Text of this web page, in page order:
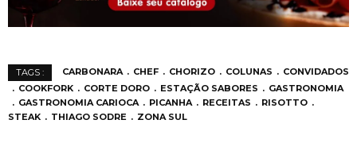
TAGS : CARBONARA CHEF CHORIZO COLUNAS
CONVIDADOS
COOKFORK
CORTE DORO ESTAÇÃO SABORES
GASTRONOMIA
GASTRONOMIA CARIOCA
PICANHA RECEITAS
RISOTTO
STEAK
THIAGO SODRE ZONA SUL